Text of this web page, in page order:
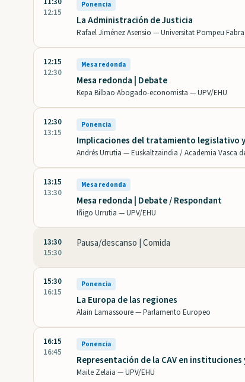
12:15
Ponencia
La Administración de Justicia
Rafael Jiménez Asensio —Universitat Pompeu Fabra
12:15
12:30
Mesa redonda
Mesa redonda | Debate
Kepa Bilbao Abogado-economista —UPV/EHU
12:30
13:15
Ponencia
Implicaciones del tratamiento legislativo
Andrés Urrutia —Euskaltzaindia / Academia Vasca
13:15
13:30
Mesa redonda
Mesa redonda | Debate / Respondant
Iñigo Urrutia —UPV/EHU
13:30
15:30
Pausa/descanso | Comida
15:30
16:15
Ponencia
La Europa de las regiones
Alain Lamassoure —Parlamento Europeo
16:15
16:45
Ponencia
Representación de la CAV en
Maite Zelaia —UPV/EHU